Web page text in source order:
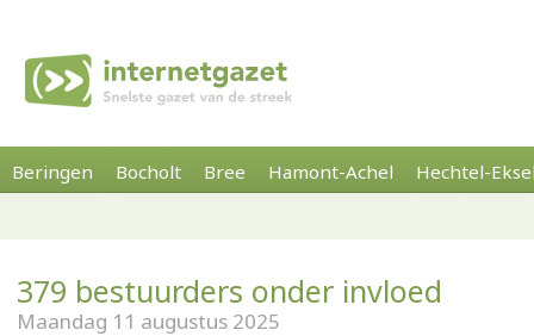
Beringen Bocholt Bree Hamont-Achel Hechtel-
379 bestuurders onder invloed
Maandag 11 augustus 2025